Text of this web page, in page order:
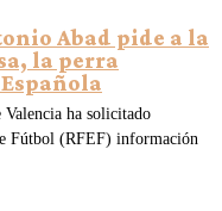
Abad pide a la
la perra
ha solicitado
Fútbol (RFEF) información